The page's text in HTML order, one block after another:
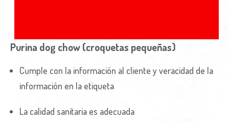
Purina dog chow (croquetas pequeñas)
Cumple con la información al cliente y veracidad de la
información en la etiqueta
La calidad sanitaria es adecuada